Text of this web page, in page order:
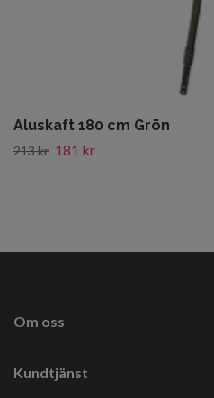
Aluskaft 180 cm Grön
213 kr 181 kr
Om oss
Kundtjänst